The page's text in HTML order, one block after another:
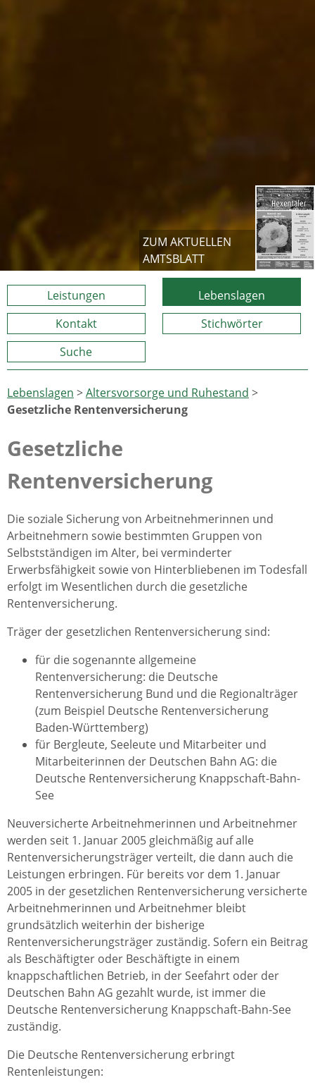
ZUM AKTUELLEN
AMTSBLATT
Leistungen
Lebenslagen
Kontakt
Stichwörter
Suche
Lebenslagen >Altersvorsorge und Ruhestand >
Gesetzliche Rentenversicherung
Gesetzliche
Rentenversicherung
Die soziale Sicherung von Arbeitnehmerinnen und
Arbeitnehmern sowie bestimmten Gruppen von
Selbstständigen im Alter, bei verminderter
Erwerbsfähigkeit sowie von Hinterbliebenen im Todesfall
erfolgt im Wesentlichen durch die gesetzliche
Rentenversicherung.
Träger der gesetzlichen Rentenversicherung sind:
für die sogenannte allgemeine
Rentenversicherung: die Deutsche
Rentenversicherung Bund und die Regionalträger
(zum Beispiel Deutsche Rentenversicherung
Baden-Württemberg)
für Bergleute, Seeleute und Mitarbeiter und
Mitarbeiterinnen der Deutschen Bahn AG: die
Deutsche Rentenversicherung Knappschaft-Bahn-
See
Neuversicherte Arbeitnehmerinnen und Arbeitnehmer
werden seit 1. Januar 2005 gleichmäßig auf alle
Rentenversicherungsträger verteilt, die dann auch die
Leistungen erbringen. Für bereits vor dem 1. Januar
2005 in der gesetzlichen Rentenversicherung versicherte
Arbeitnehmerinnen und Arbeitnehmer bleibt
grundsätzlich weiterhin der bisherige
Rentenversicherungsträger zuständig. Sofern ein Beitrag
als Beschäftigter oder Beschäftigte in einem
knappschaftlichen Betrieb, in der Seefahrt oder der
Deutschen Bahn AG gezahlt wurde, ist immer die
Deutsche Rentenversicherung Knappschaft-Bahn-See
zuständig.
Die Deutsche Rentenversicherung erbringt
Rentenleistungen: